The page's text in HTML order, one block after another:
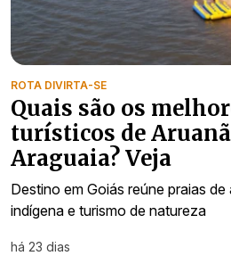
ROTA DIVIRTA-SE
Quais são os
turísticos de
Araguaia? Veja
Destino em Goiás reúne praias
indígena e turismo de natureza
há 23 dias